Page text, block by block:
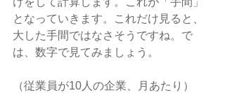
となっていきます。これだけ見ると、
大した手間ではなさそうですね。で
は、数字で見てみましょう。
（従業員が10人の企業、月あたり）